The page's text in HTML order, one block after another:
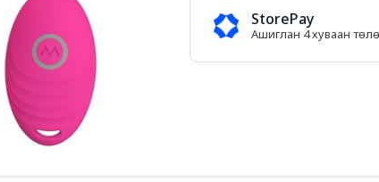
StorePay
Ашиглан 4 хуваан